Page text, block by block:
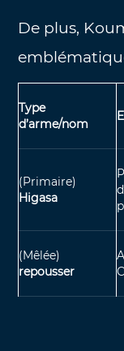
De plus,
Type
d’arme/nom
(Primaire)
Higasa
(Mêlée)
repousser